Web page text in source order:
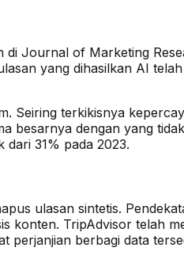
di Journal of Marketing
yang dihasilkan AI
Seiring terkikisnya
besarnya dengan yang
31% pada 2023.
ulasan sintetis.
konten. TripAdvisor telah
perjanjian berbagi data